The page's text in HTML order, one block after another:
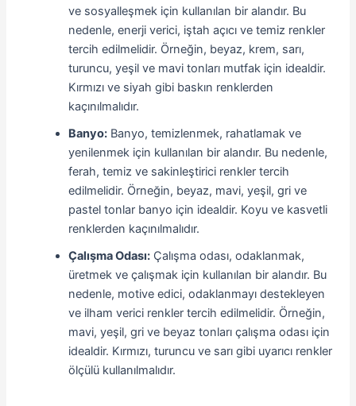
ve sosyalleşmek için kullanılan bir alandır. Bu
nedenle, enerji verici, iştah açıcı ve temiz renkler
tercih edilmelidir. Örneğin, beyaz, krem, sarı,
turuncu, yeşil ve mavi tonları mutfak için idealdir.
Kırmızı ve siyah gibi baskın renklerden
kaçınılmalıdır.
Banyo: Banyo, temizlenmek, rahatlamak ve
yenilenmek için kullanılan bir alandır. Bu nedenle,
ferah, temiz ve sakinleştirici renkler tercih
edilmelidir. Örneğin, beyaz, mavi, yeşil, gri ve
pastel tonlar banyo için idealdir. Koyu ve kasvetli
renklerden kaçınılmalıdır.
Çalışma Odası: Çalışma odası, odaklanmak,
üretmek ve çalışmak için kullanılan bir alandır. Bu
nedenle, motive edici, odaklanmayı destekleyen
ve ilham verici renkler tercih edilmelidir. Örneğin,
mavi, yeşil, gri ve beyaz tonları çalışma odası için
idealdir. Kırmızı, turuncu ve sarı gibi uyarıcı renkler
ölçülü kullanılmalıdır.